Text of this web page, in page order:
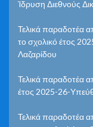
Ίδρυση Διεθνούς
Τελικά παραδοτέα
το σχολικό έτος
Λαζαρίδου
Τελικά παραδοτέα
έτος 2025-26-
Τελικά παραδοτέα